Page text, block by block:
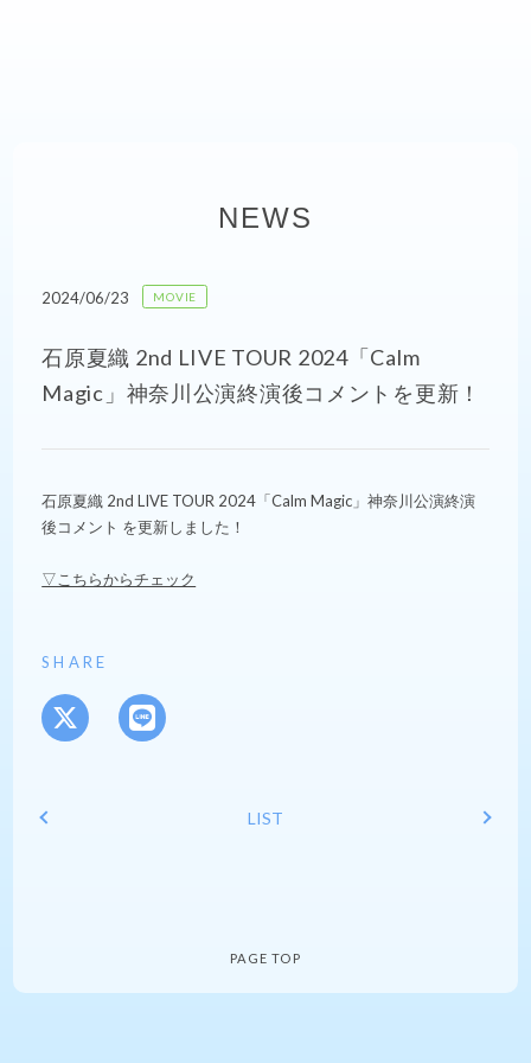
NEWS
2024/06/23 MOVIE
石原夏織 2nd LIVE TOUR 2024「Calm
Magic」神奈川公演終演後コメントを更新！
石原夏織 2nd LIVE TOUR 2024「Calm Magic」神奈川公演終演
後コメント を更新しました！
▽こちらからチェック
SHARE
LIST
PAGE TOP